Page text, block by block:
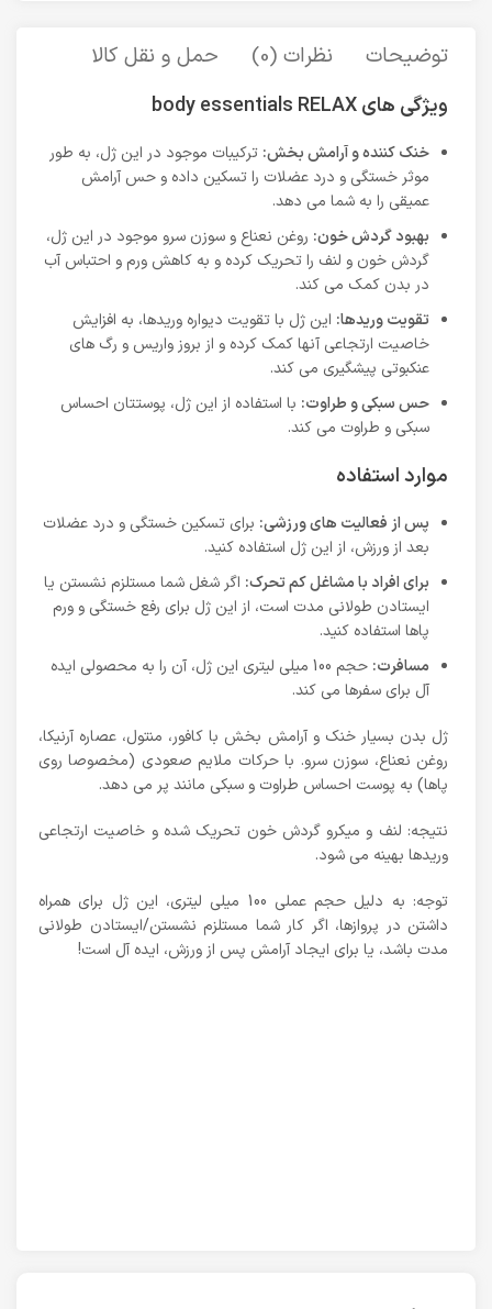
توضیحات نظرات (0) حمل و نقل کالا
ویژگی های body essentials RELAX
خنک کننده و آرامش بخش: ترکیبات موجود در این ژل، به طور
موثر خستگی و درد عضلات را تسکین داده و حس آرامش
عمیقی را به شما می دهد.
بهبود گردش خون: روغن نعناع و سوزن سرو موجود در این ژل،
گردش خون و لنف را تحریک کرده و به کاهش ورم و احتباس آب
در بدن کمک می کند.
تقویت وریدها: این ژل با تقویت دیواره وریدها، به افزایش
خاصیت ارتجاعی آنها کمک کرده و از بروز واریس و رگ های
عنکبوتی پیشگیری می کند.
حس سبکی و طراوت: با استفاده از این ژل، پوستتان احساس
سبکی و طراوت می کند.
موارد استفاده
پس از فعالیت های ورزشی: برای تسکین خستگی و درد عضلات
بعد از ورزش، از این ژل استفاده کنید.
برای افراد با مشاغل کم تحرک: اگر شغل شما مستلزم نشستن یا
ایستادن طولانی مدت است، از این ژل برای رفع خستگی و ورم
پاها استفاده کنید.
مسافرت:
حجم 100 میلی لیتری این ژل، آن را به محصولی ایده
آل برای سفرها می کند.
ژل بدن بسیار خنک و آرامش بخش با کافور، منتول، عصاره آرنیکا،
روغن نعناع، سوزن سرو. با حرکات ملایم صعودی (مخصوصا روی
پاها) به پوست احساس طراوت و سبکی مانند پر می دهد.
نتیجه: لنف و میکرو گردش خون تحریک شده و خاصیت ارتجاعی
وریدها بهینه می شود.
توجه: به دلیل حجم عملی 100 میلی لیتری، این ژل برای همراه
داشتن در پروازها، اگر کار شما مستلزم نشستن/ایستادن طولانی
مدت باشد، یا برای ایجاد آرامش پس از ورزش، ایده آل است!